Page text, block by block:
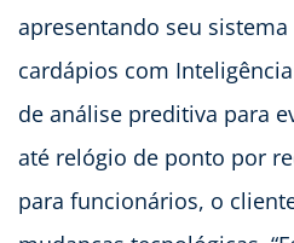
apresentando seu
cardápios com
de análise preditiva para
até relógio de ponto por
para funcionários, o